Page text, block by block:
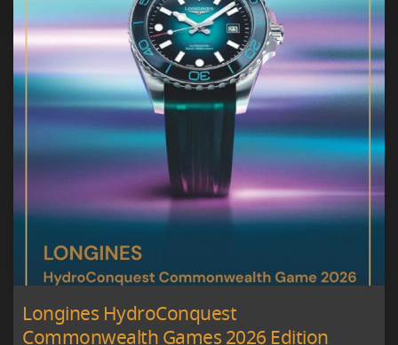
Longines HydroConquest
Commonwealth Games 2026 Edition